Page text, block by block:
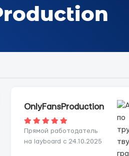
OnlyFansProduction
Прямой работодатель
на layboard с 24.10.2025